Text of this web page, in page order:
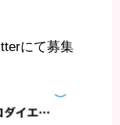
にて募集